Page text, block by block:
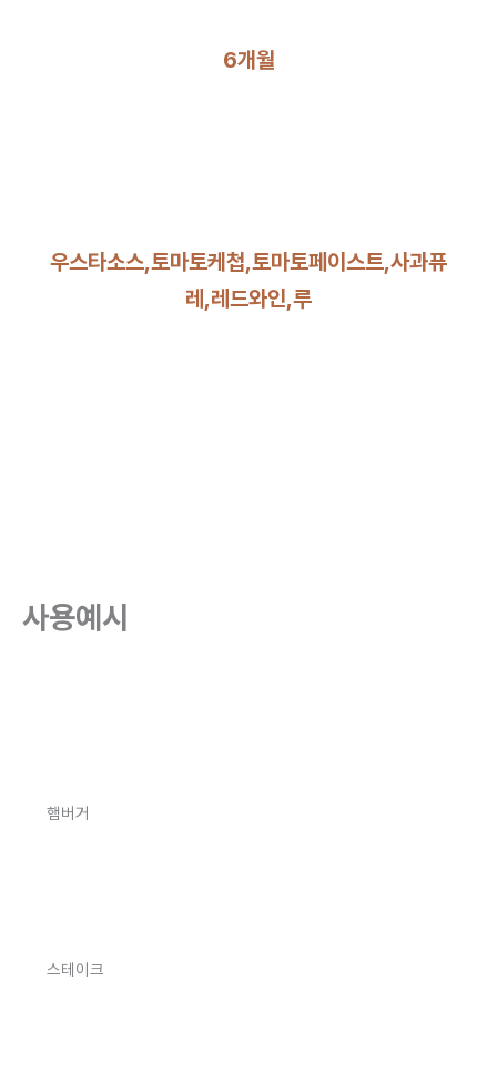
6개월
우스타소스,토마토케첩,토마토페이스트,사과퓨
레,레드와인,루
사용예시
햄버거
스테이크